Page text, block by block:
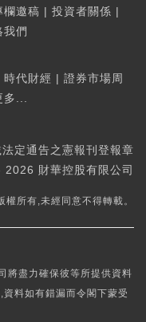
欄邀稿 | 投資者關係 |
我們
時代財經 | 證券市場周
多...
定通告之憲報刊登報章
財華控股有限公司
權所有,未經同意不得轉載。
將盡力確保彼等所提供資料
料如有錯漏而令閣下蒙受